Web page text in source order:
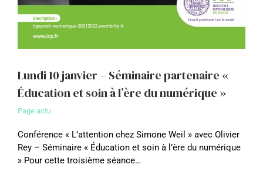
Lundi 10 janvier – Séminaire partenaire «
Éducation et soin à l’ère du numérique »
Page actu
Conférence « L’attention chez Simone Weil » avec Olivier
Rey – Séminaire « Éducation et soin à l’ère du numérique
» Pour cette troisième séance…